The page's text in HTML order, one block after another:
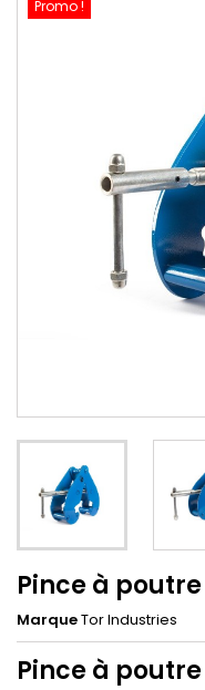
Promo !
Pince à poutre
MarqueTor Industries
Pince à poutre